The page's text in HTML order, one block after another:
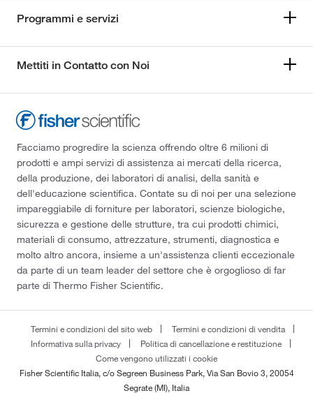
Programmi e servizi
Mettiti in Contatto con Noi
Facciamo progredire la scienza offrendo oltre 6 milioni di
prodotti e ampi servizi di assistenza ai mercati della ricerca,
della produzione, dei laboratori di analisi, della sanità e
dell'educazione scientifica. Contate su di noi per una selezione
impareggiabile di forniture per laboratori, scienze biologiche,
sicurezza e gestione delle strutture, tra cui prodotti chimici,
materiali di consumo, attrezzature, strumenti, diagnostica e
molto altro ancora, insieme a un'assistenza clienti eccezionale
da parte di un team leader del settore che è orgoglioso di far
parte di Thermo Fisher Scientific.
Termini e condizioni del sito web
Termini e condizioni di vendita
Informativa sulla privacy
Politica di cancellazione e restituzione
Come vengono utilizzati i cookie
Fisher Scientific Italia, c/o Segreen Business Park, Via San Bovio 3, 20054
Segrate (MI), Italia